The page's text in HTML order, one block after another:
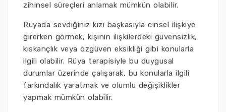
zihinsel süreçleri anlamak mümkün olabilir.
Rüyada sevdiğiniz kızı başkasıyla cinsel ilişkiye
girerken görmek, kişinin ilişkilerdeki güvensizlik,
kıskançlık veya özgüven eksikliği gibi konularla
ilgili olabilir. Rüya terapisiyle bu duygusal
durumlar üzerinde çalışarak, bu konularla ilgili
farkındalık yaratmak ve olumlu değişiklikler
yapmak mümkün olabilir.